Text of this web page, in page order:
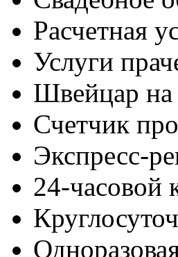
Расчетная
Услуги
Швейцар на
Счетчик
Экспресс-
24-часовой